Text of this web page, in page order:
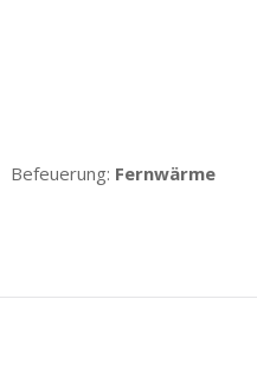
Befeuerung: Fernwärme